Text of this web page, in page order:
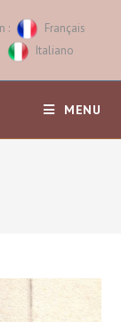
:
Français
Italiano
MENU